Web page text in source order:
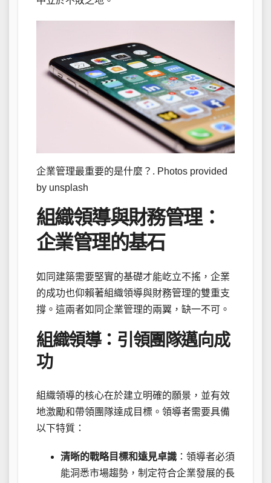
企業管理最重要的是什麼？. Photos provided
by unsplash
組織領導與財務管理：
企業管理的基石
如同建築需要堅實的基礎才能屹立不搖，企業
的成功也仰賴著組織領導與財務管理的雙重支
撐。這兩者如同企業管理的兩翼，缺一不可。
組織領導：引領團隊邁向成
功
組織領導的核心在於建立明確的願景，並有效
地激勵和帶領團隊達成目標。領導者需要具備
以下特質：
清晰的戰略目標和遠見卓識 ：領導者必須
能洞悉市場趨勢，制定符合企業發展的長